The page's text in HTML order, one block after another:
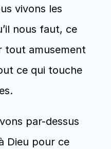
vivons les
nous faut, ce
tout amusement
ce qui touche
par-dessus
Dieu pour ce